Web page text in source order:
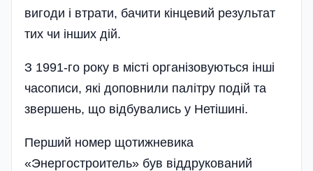
вигоди і втрати, бачити кінцевий результат
тих чи інших дій.
З 1991-го року в місті організовуються інші
часописи, які доповнили палітру подій та
звершень, що відбувались у Нетішині.
Перший номер щотижневика
«Энергостроитель» був віддрукований